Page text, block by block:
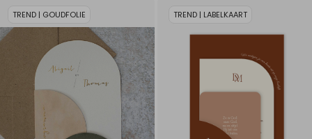
TREND | GOUDFOLIE TREND | LABELKAART